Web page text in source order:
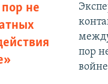
не
пор